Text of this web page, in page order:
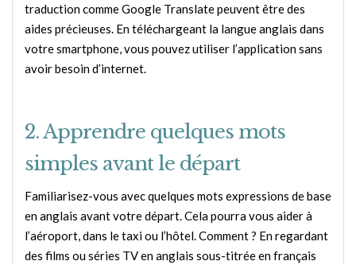
traduction comme Google Translate peuvent être des
aides précieuses. En téléchargeant la langue anglais dans
votre smartphone, vous pouvez utiliser l’application sans
avoir besoin d’internet.
2. Apprendre quelques mots
simples avant le départ
Familiarisez-vous avec quelques mots expressions de base
en anglais avant votre départ. Cela pourra vous aider à
l’aéroport, dans le taxi ou l’hôtel. Comment ? En regardant
des films ou séries TV en anglais sous-titrée en français